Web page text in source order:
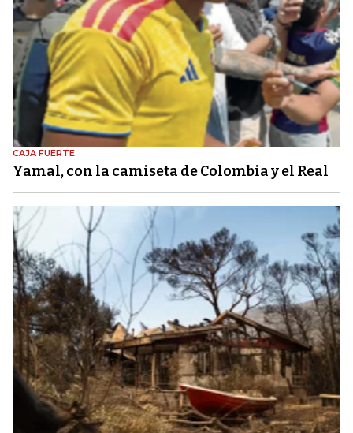
CAJA FUERTE
Yamal, con la camiseta de Colombia y el Real